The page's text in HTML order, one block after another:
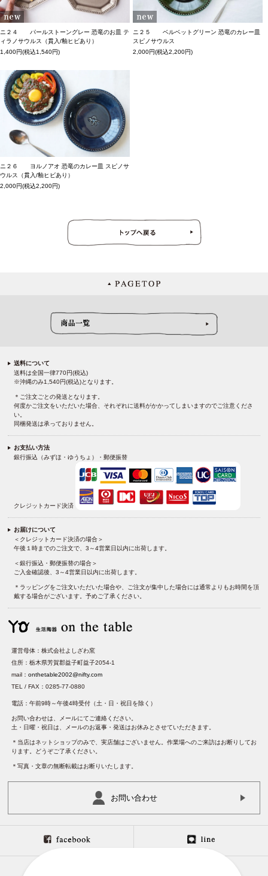
ニ２４ パールストーングレー 恐竜のお皿 テ
ィラノサウルス（貫入/釉ヒビあり）
1,400円(税込1,540円)
ニ２５ ベルベットグリーン 恐竜のカレー皿
スピノサウルス
2,000円(税込2,200円)
ニ２６ ヨルノアオ 恐竜のカレー皿 スピノサ
ウルス（貫入/釉ヒビあり）
2,000円(税込2,200円)
送料について
送料は全国一律770円(税込)
※沖縄のみ1,540円(税込)となります。
＊ご注文ごとの発送となります。
何度かご注文をいただいた場合、それぞれに送料がかかってしまいますのでご注意くださ
い。
同梱発送は承っておりません。
お支払い方法
銀行振込（みずほ・ゆうちょ）・郵便振替
クレジットカード決済
お届けについて
＜クレジットカード決済の場合＞
午後１時までのご注文で、3～4営業日以内に出荷します。
＜銀行振込・郵便振替の場合＞
ご入金確認後、3～4営業日以内に出荷します。
＊ラッピングをご注文いただいた場合や、ご注文が集中した場合には通常よりもお時間を頂
戴する場合がございます。予めご了承ください。
運営母体：株式会社よしざわ窯
住所：栃木県芳賀郡益子町益子2054-1
mail：onthetable2002@nifty.com
TEL / FAX：0285-77-0880
電話：午前9時～午後4時受付（土・日・祝日を除く）
お問い合わせは、メールにてご連絡ください。
土・日曜・祝日は、メールのお返事・発送はお休みとさせていただきます。
＊当店はネットショップのみで、実店舗はございません。作業場へのご来訪はお断りしてお
ります。どうぞご了承ください。
＊写真・文章の無断転載はお断りいたします。
お問い合わせ